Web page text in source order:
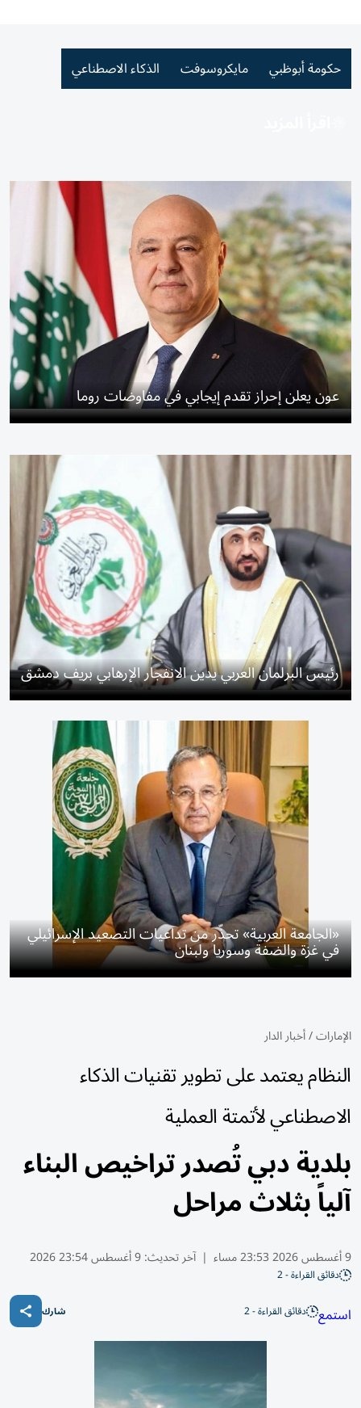
حكومة أبوظبي مايكروسوفت الذكاء الاصطناعي
عون يعلن إحراز تقدم إيجابي في مفاوضات روما
رئيس البرلمان العربي يدين الانفجار الإرهابي بريف دمشق
«الجامعة العربية» تحذّر من تداعيات التصعيد الإسرائيلي
في غزة والضفة وسوريا ولبنان
الإمارات/أخبار الدار
النظام يعتمد على تطوير تقنيات الذكاء
الاصطناعي لأتمتة العملية
بلدية دبي تُصدر تراخيص البناء
آلياً بثلاث مراحل
9 أغسطس 2026 23:53 مساء | آخر تحديث:9 أغسطس 23:54 2026
دقائق القراءة - 2
استمع دقائق القراءة - 2 شارك